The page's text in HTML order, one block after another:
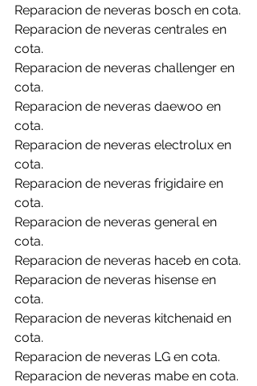
Reparacion de neveras bosch en cota.
Reparacion de neveras centrales en
cota.
Reparacion de neveras challenger en
cota.
Reparacion de neveras daewoo en
cota.
Reparacion de neveras electrolux en
cota.
Reparacion de neveras frigidaire en
cota.
Reparacion de neveras general en
cota.
Reparacion de neveras haceb en cota.
Reparacion de neveras hisense en
cota.
Reparacion de neveras kitchenaid en
cota.
Reparacion de neveras LG en cota.
Reparacion de neveras mabe en cota.